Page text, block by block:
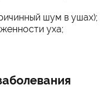
шум в ушах);
уха;